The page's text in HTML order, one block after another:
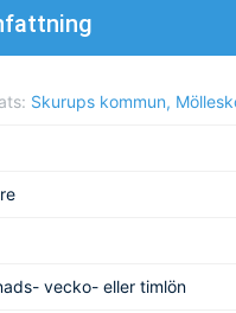
Skurups kommun,
vecko- eller timlön